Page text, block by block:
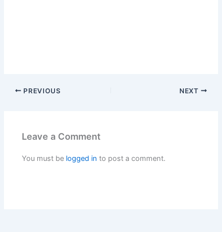
PREVIOUS NEXT
Leave a Comment
You must be logged in to post a comment.